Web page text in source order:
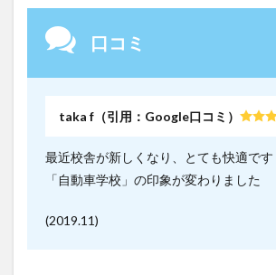
口コミ
taka f（引用：Google口コミ）
最近校舎が新しくなり、とても快適です
「自動車学校」の印象が変わりました
(2019.11)